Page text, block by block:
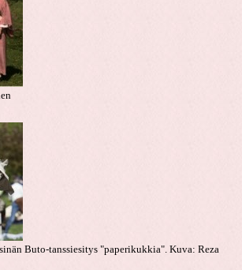
Buto-tanssiesitys "paperikukkia". Kuva: Reza